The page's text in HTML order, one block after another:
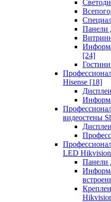
Панели
[24]
Hisense [18]
видеостены
LED Hikvision
Панели